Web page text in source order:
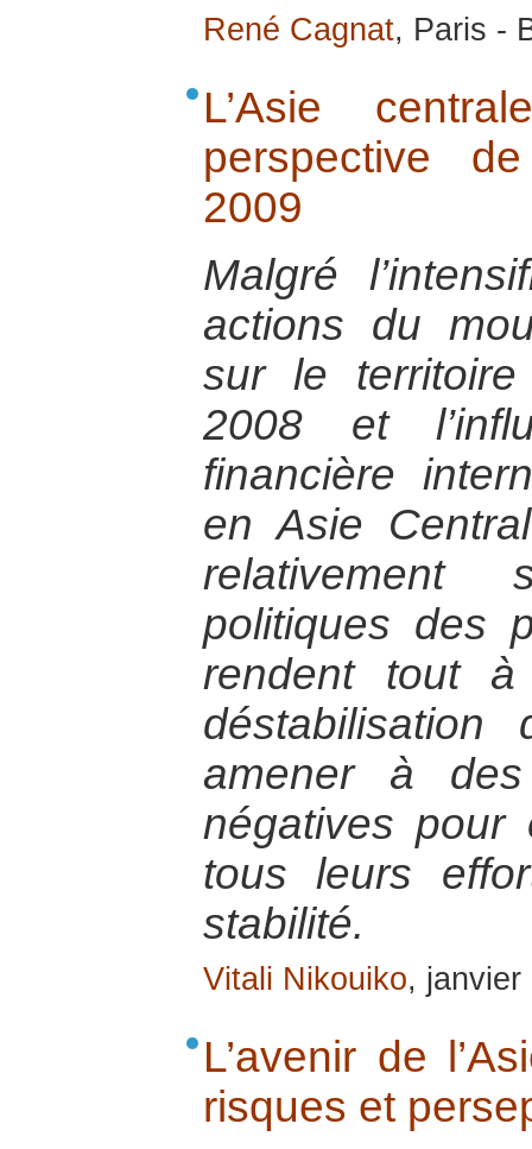
René Cagnat, Paris -
L’Asie
perspective
2009
Malgré
actions du
sur le territoire
2008 et
financière
en Asie
relativement
politiques des
rendent tout
amener à des
négatives pour
tous leurs
stabilité.
Vitali Nikouiko, janvier
L’avenir de
risques et